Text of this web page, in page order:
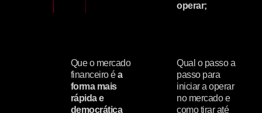
operar;
Que o mercado
financeiro éa
forma mais
rápida e
democrática
Qual o passo a
passo para
iniciar a operar
no mercado e
como tirar até